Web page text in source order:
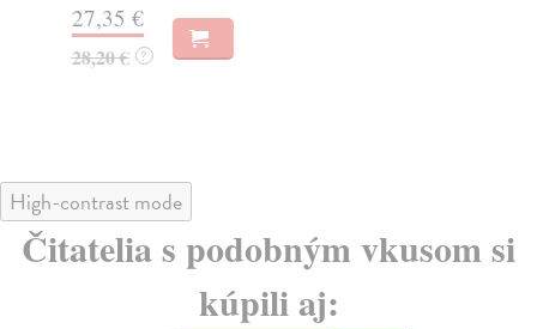
27,35 €
28,20 € ?
High-contrast mode
Čitatelia s podobným vkusom si
kúpili aj: